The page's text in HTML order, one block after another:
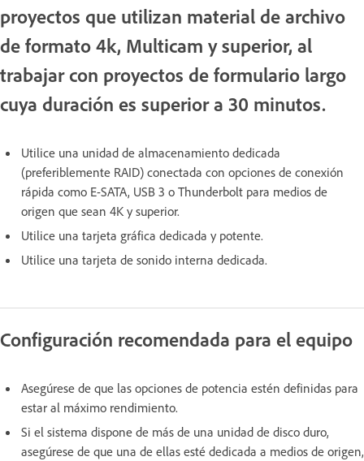
proyectos que utilizan material de archivo
de formato 4k, Multicam y superior, al
trabajar con proyectos de formulario largo
cuya duración es superior a 30 minutos.
Utilice una unidad de almacenamiento dedicada
(preferiblemente RAID) conectada con opciones de conexión
rápida como E-SATA, USB 3 o Thunderbolt para medios de
origen que sean 4K y superior.
Utilice una tarjeta gráfica dedicada y potente.
Utilice una tarjeta de sonido interna dedicada.
Configuración recomendada para el equipo
Asegúrese de que las opciones de potencia estén definidas para
estar al máximo rendimiento.
Si el sistema dispone de más de una unidad de disco duro,
asegúrese de que una de ellas esté dedicada a medios de origen,